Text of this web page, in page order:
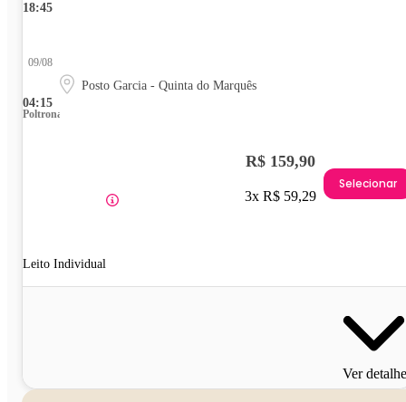
18:45
04:15
09/08
Posto Garcia - Quinta do Marquês
Poltrona
Leito Individual
R$ 159,90
3x R$ 59,29
Selecionar
Ver